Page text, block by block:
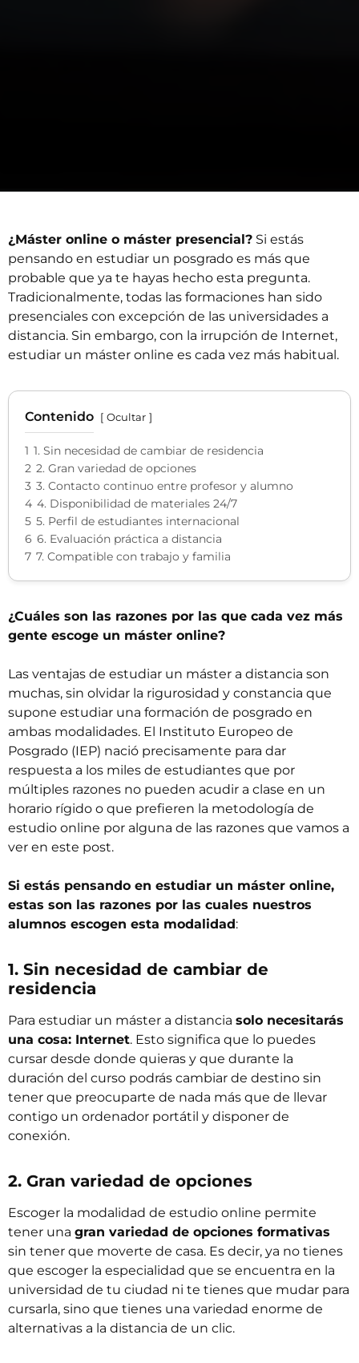
¿Máster online o máster presencial? Si estás
pensando en estudiar un posgrado es más que
probable que ya te hayas hecho esta pregunta.
Tradicionalmente, todas las formaciones han sido
presenciales con excepción de las universidades a
distancia. Sin embargo, con la irrupción de Internet,
estudiar un máster online es cada vez más habitual.
Contenido Ocultar
1 1. Sin necesidad de cambiar de residencia
2 2. Gran variedad de opciones
3 3. Contacto continuo entre profesor y alumno
4 4. Disponibilidad de materiales 24/7
5 5. Perfil de estudiantes internacional
6 6. Evaluación práctica a distancia
7 7. Compatible con trabajo y familia
¿Cuáles son las razones por las que cada vez más
gente escoge un máster online?
Las ventajas de estudiar un máster a distancia son
muchas, sin olvidar la rigurosidad y constancia que
supone estudiar una formación de posgrado en
ambas modalidades. El Instituto Europeo de
Posgrado (IEP) nació precisamente para dar
respuesta a los miles de estudiantes que por
múltiples razones no pueden acudir a clase en un
horario rígido o que prefieren la metodología de
estudio online por alguna de las razones que vamos a
ver en este post.
Si estás pensando en estudiar un máster online,
estas son las razones por las cuales nuestros
alumnos escogen esta modalidad:
1. Sin necesidad de cambiar de
residencia
Para estudiar un máster a distancia solo necesitarás
una cosa: Internet. Esto significa que lo puedes
cursar desde donde quieras y que durante la
duración del curso podrás cambiar de destino sin
tener que preocuparte de nada más que de llevar
contigo un ordenador portátil y disponer de
conexión.
2. Gran variedad de opciones
Escoger la modalidad de estudio online permite
tener una gran variedad de opciones formativas
sin tener que moverte de casa. Es decir, ya no tienes
que escoger la especialidad que se encuentra en la
universidad de tu ciudad ni te tienes que mudar para
cursarla, sino que tienes una variedad enorme de
alternativas a la distancia de un clic.